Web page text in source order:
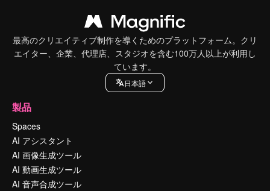
最高のクリエイティブ制作を導くためのプラットフォーム。クリ
エイター、企業、代理店、スタジオを含む100万人以上が利用し
ています。
日本語
製品
Spaces
AI アシスタント
AI 画像生成ツール
AI 動画生成ツール
AI 音声合成ツール